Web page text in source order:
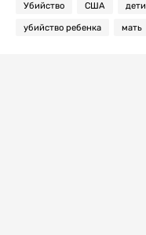
Убийство США дети
убийство ребенка мать